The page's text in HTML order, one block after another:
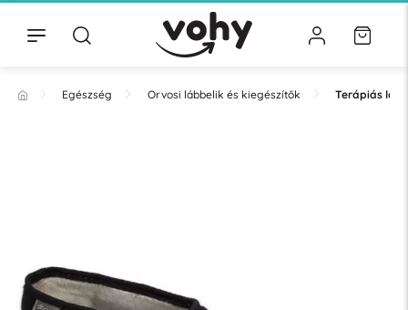
Egészség Orvosi lábbelik és kiegészítők Terápiás